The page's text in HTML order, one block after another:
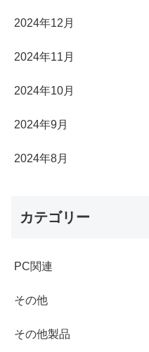
2024年12月
2024年11月
2024年10月
2024年9月
2024年8月
カテゴリー
PC関連
その他
その他製品